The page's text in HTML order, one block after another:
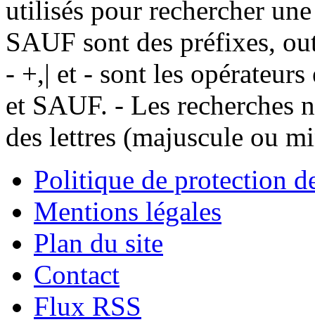
utilisés pour rechercher
SAUF sont des préfixes,
- +,| et - sont les
et SAUF. - Les recherches
des lettres (majuscule ou
Politique de protection
Mentions légales
Plan du site
Contact
Flux RSS